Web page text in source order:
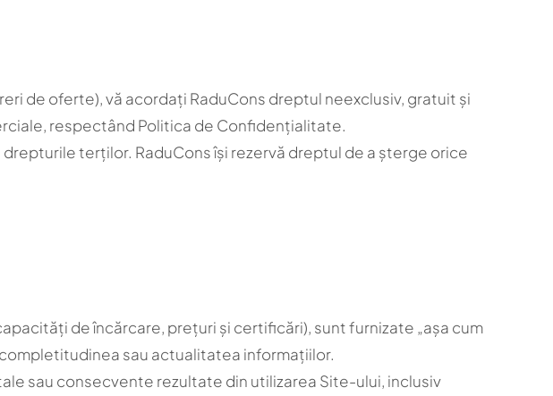
de oferte), vă acordați RaduCons dreptul neexclusiv, gratuit și
respectând Politica de Confidențialitate.
terților. RaduCons își rezervă dreptul de a șterge orice
de încărcare, prețuri și certificări), sunt furnizate „așa cum
sau actualitatea informațiilor.
sau consecvente rezultate din utilizarea Site-ului, inclusiv